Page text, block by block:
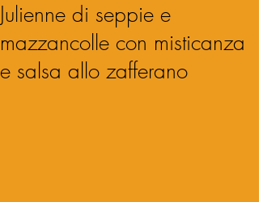
Julienne di seppie e
mazzancolle con misticanza
e salsa allo zafferano